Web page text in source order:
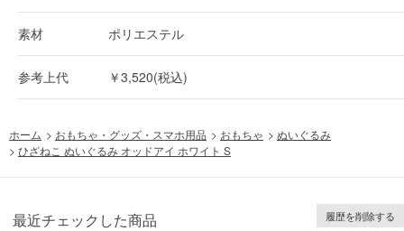
素材 ポリエステル
参考上代 ￥3,520(税込)
ホーム > おもちゃ・グッズ・スマホ用品 > おもちゃ > ぬいぐるみ
> ひざねこ ぬいぐるみ オッドアイ ホワイト S
最近チェックした商品 履歴を削除する